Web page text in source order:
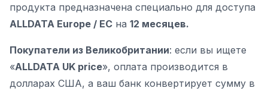
продукта предназначена специально для доступа
ALLDATA Europe / ЕС на 12 месяцев.
Покупатели из Великобритании: если вы ищете
«ALLDATA UK price», оплата производится в
долларах США, а ваш банк конвертирует сумму в